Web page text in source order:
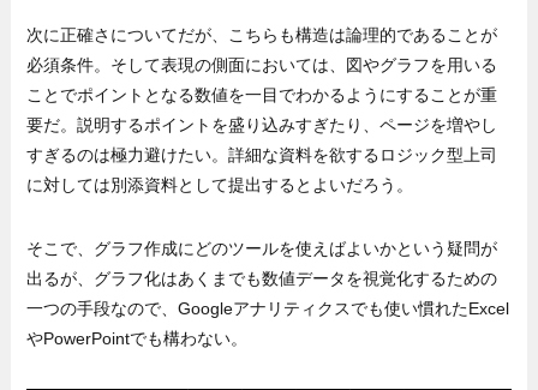
次に正確さについてだが、こちらも構造は論理的であることが
必須条件。そして表現の側面においては、図やグラフを用いる
ことでポイントとなる数値を一目でわかるようにすることが重
要だ。説明するポイントを盛り込みすぎたり、ページを増やし
すぎるのは極力避けたい。詳細な資料を欲するロジック型上司
に対しては別添資料として提出するとよいだろう。
そこで、グラフ作成にどのツールを使えばよいかという疑問が
出るが、グラフ化はあくまでも数値データを視覚化するための
一つの手段なので、Googleアナリティクスでも使い慣れたExcel
やPowerPointでも構わない。